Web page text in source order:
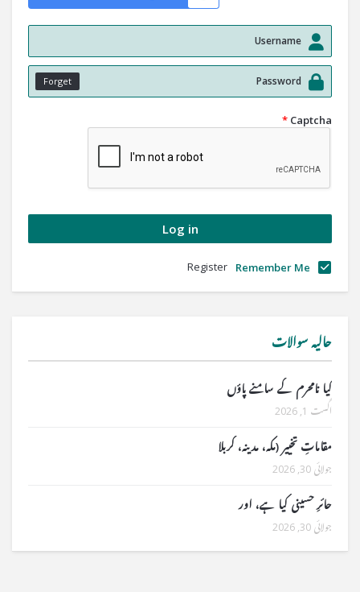
Forget
Captcha
*
Remember Me
Register
حالیہ سوالات
کیا نامحرم کے سامنے پاؤں
اگست 1, 2026
مقاماتِ تخییر (مکہ، مدینہ، کربلا
جولائی 30, 2026
حائرِ حسینی کیا ہے، اور
جولائی 30, 2026